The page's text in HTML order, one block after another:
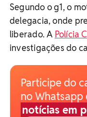
Segundo o g1, o
delegacia, onde
liberado. A Polícia
investigações do
Participe do
no Whatsapp
notícias em